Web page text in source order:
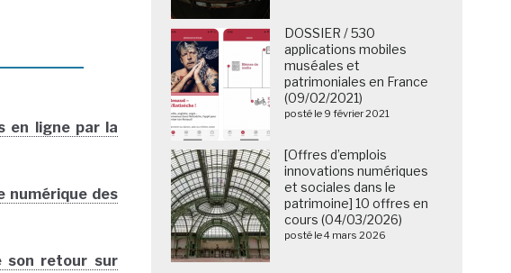
en ligne par la
numérique des
son retour sur
DOSSIER / 530
applications mobiles
muséales et
patrimoniales en France
(09/02/2021)
posté le 9 février 2021
[Offres d’emplois
innovations numériques
et sociales dans le
patrimoine] 10 offres en
cours (04/03/2026)
posté le 4 mars 2026